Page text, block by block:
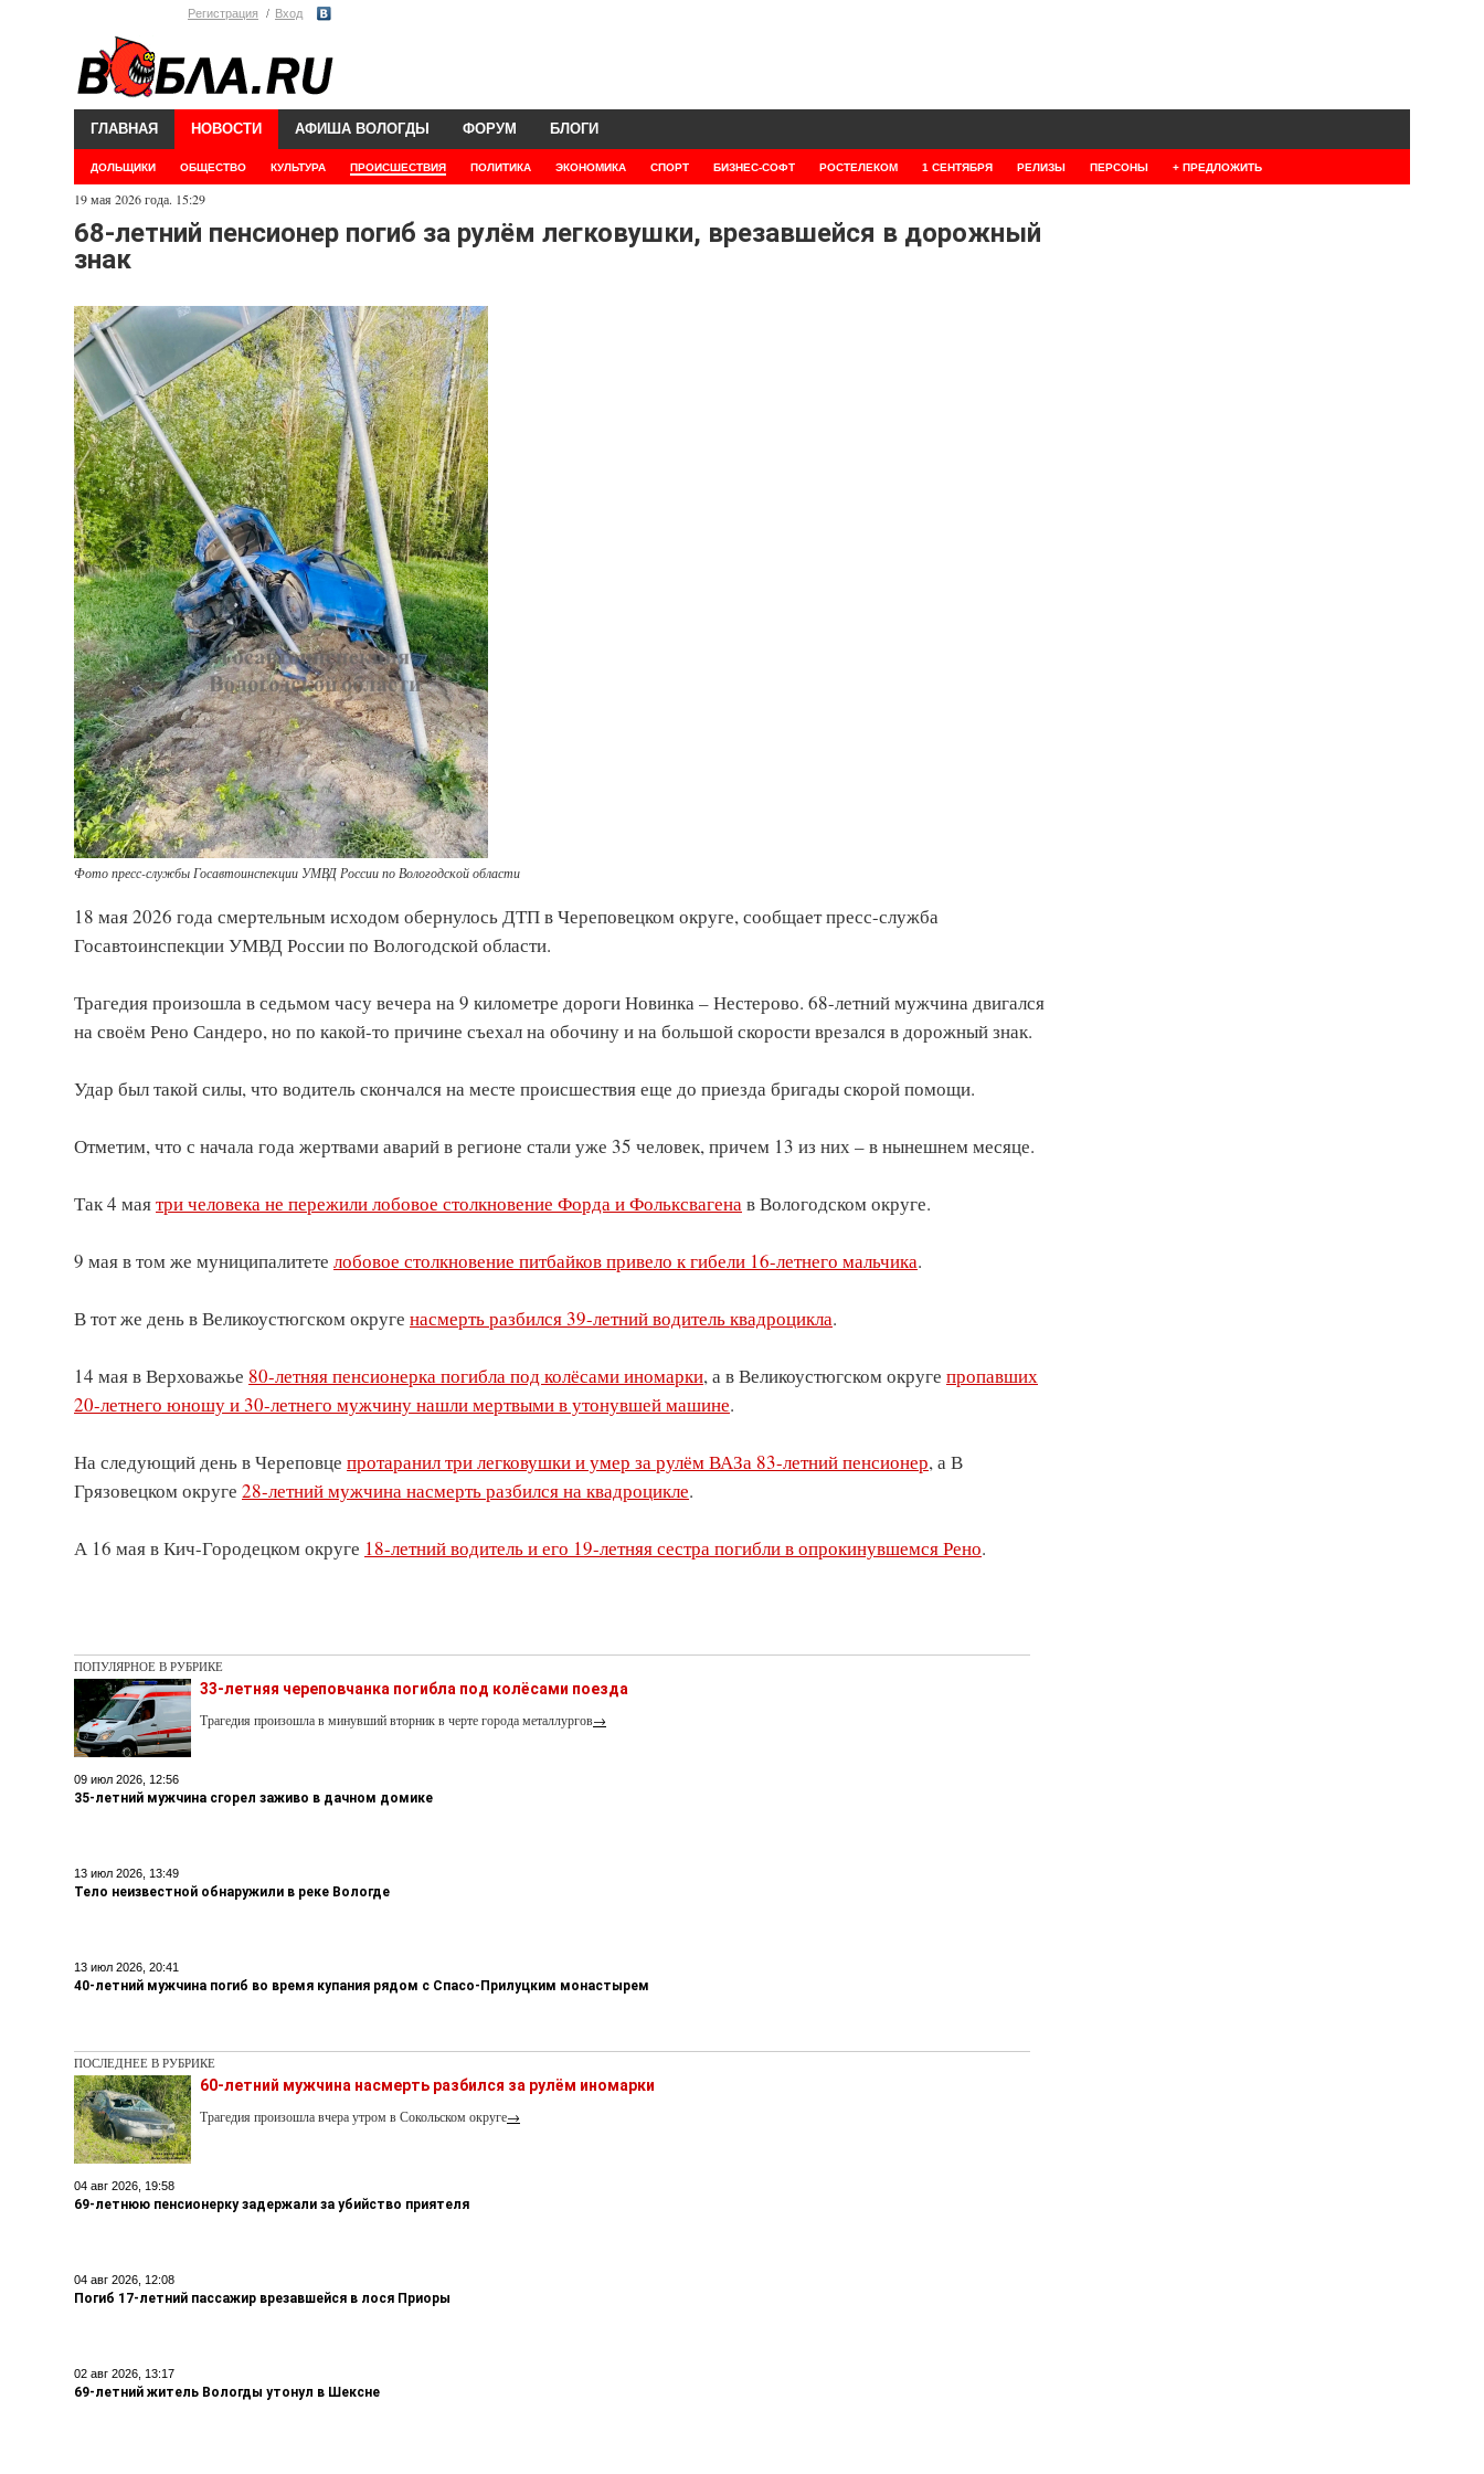
Регистрация Вход
ГЛАВНАЯ НОВОСТИ
ДОЛЬЩИКИ ОБЩЕСТВО КУЛЬТУРА ПРОИСШЕСТВИЯ ПОЛИТИКА ЭКОНОМИКА СПОРТ БИЗНЕС-СОФТ РОСТЕЛЕКОМ 1 СЕНТЯБРЯ РЕЛИЗЫ ПЕРСОНЫ + ПРЕДЛОЖИТЬ
АФИША ВОЛОГДЫ ФОРУМ БЛОГИ
19 мая 2026 года. 15:29
68-летний пенсионер погиб за рулём легковушки, врезавшейся в дорожный
знак
Фото пресс-службы Госавтоинспекции УМВД России по Вологодской области
18 мая 2026 года смертельным исходом обернулось ДТП в Череповецком округе, сообщает пресс-служба
Госавтоинспекции УМВД России по Вологодской области.
Трагедия произошла в седьмом часу вечера на 9 километре дороги Новинка – Нестерово. 68-летний мужчина двигался
на своём Рено Сандеро, но по какой-то причине съехал на обочину и на большой скорости врезался в дорожный знак.
Удар был такой силы, что водитель скончался на месте происшествия еще до приезда бригады скорой помощи.
Отметим, что с начала года жертвами аварий в регионе стали уже 35 человек, причем 13 из них – в нынешнем месяце.
Так 4 маятри человека не пережили лобовое столкновение Форда и Фольксвагенав Вологодском округе.
9 мая в том же муниципалитете лобовое столкновение питбайков привело к гибели 16-летнего мальчика.
В тот же день в Великоустюгском округе насмерть разбился 39-летний водитель квадроцикла.
14 мая в Верховажье 80-летняя пенсионерка погибла под колёсами иномарки, а в Великоустюгском округе пропавших
20-летнего юношу и 30-летнего мужчину нашли мертвыми в утонувшей машине.
На следующий день в Череповце протаранил три легковушки и умер за рулём ВАЗа 83-летний пенсионер, а В
Грязовецком округе 28-летний мужчина насмерть разбился на квадроцикле.
А 16 мая в Кич-Городецком округе 18-летний водитель и его 19-летняя сестра погибли в опрокинувшемся Рено.
ПОПУЛЯРНОЕ В РУБРИКЕ
33-летняя череповчанка погибла под колёсами поезда
Трагедия произошла в минувший вторник в черте города металлургов→
09 июл 2026, 12:56
35-летний мужчина сгорел заживо в дачном домике
13 июл 2026, 13:49
Тело неизвестной обнаружили в реке Вологде
13 июл 2026, 20:41
40-летний мужчина погиб во время купания рядом с Спасо-Прилуцким монастырем
ПОСЛЕДНЕЕ В РУБРИКЕ
60-летний мужчина насмерть разбился за рулём иномарки
Трагедия произошла вчера утром в Сокольском округе→
04 авг 2026, 19:58
69-летнюю пенсионерку задержали за убийство приятеля
04 авг 2026, 12:08
Погиб 17-летний пассажир врезавшейся в лося Приоры
02 авг 2026, 13:17
69-летний житель Вологды утонул в Шексне